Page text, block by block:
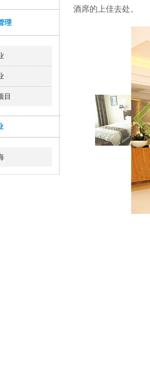
酒席的上佳去处。
理​
目